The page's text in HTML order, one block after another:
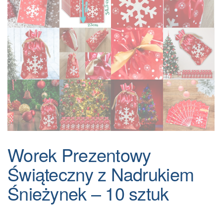
Worek Prezentowy
Świąteczny z Nadrukiem
Śnieżynek – 10 sztuk